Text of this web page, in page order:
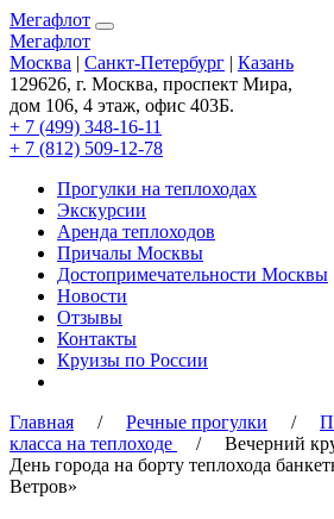
Мегафлот
Мегафлот
Москва | Санкт-Петербург | Казань
129626, г. Москва, проспект Мира,
дом 106, 4 этаж, офис 403Б.
+ 7 (499) 348-16-11
+ 7 (812) 509-12-78
Прогулки на теплоходах
Экскурсии
Аренда теплоходов
Причалы Москвы
Достопримечательности Москвы
Новости
Отзывы
Контакты
Круизы по России
Главная / Речные прогулки /
класса на теплоходе
/ Вечерний
День города на борту теплохода
Ветров»